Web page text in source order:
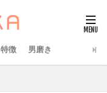
特徴 男磨き